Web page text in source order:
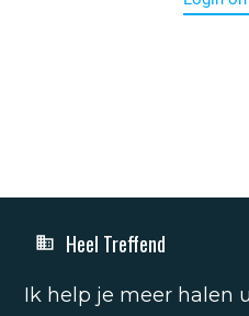
Heel Treffend
Ik help je meer halen